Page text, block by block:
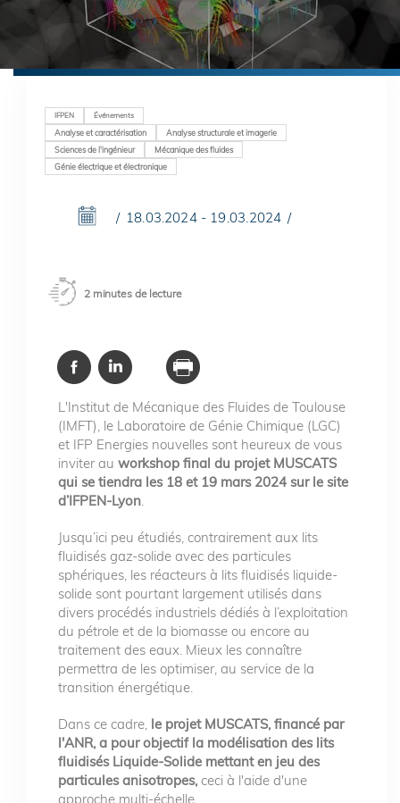
IFPEN Événements
Analyse et caractérisation
Analyse structurale et imagerie
Sciences de l'ingénieur
Mécanique des fluides
Génie électrique et électronique
18.03.2024 - 19.03.2024
2 minutes de lecture
L'Institut de Mécanique des Fluides de Toulouse
(IMFT), le Laboratoire de Génie Chimique (LGC)
et IFP Energies nouvelles sont heureux de vous
inviter au workshop final du projet MUSCATS
qui se tiendra les 18 et 19 mars 2024 sur le site
d’IFPEN-Lyon
Jusqu’ici peu étudiés, contrairement aux lits
fluidisés gaz-solide avec des particules
sphériques, les réacteurs à lits fluidisés liquide-
solide sont pourtant largement utilisés dans
divers procédés industriels dédiés à l’exploitation
du pétrole et de la biomasse ou encore au
traitement des eaux. Mieux les connaître
permettra de les optimiser, au service de la
transition énergétique.
Dans ce cadre, le projet MUSCATS, financé par
l'ANR, a pour objectif la modélisation des lits
fluidisés Liquide-Solide mettant en jeu des
particules anisotropes, ceci à l'aide d'une
approche multi-échelle.